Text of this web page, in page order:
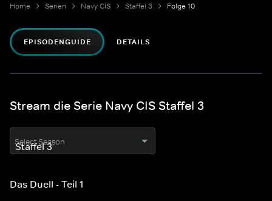
Home Serien Navy CIS Staffel 3 Folge 10
EPISODENGUIDE DETAILS
Stream die Serie Navy CIS Staffel 3
Select Season
Das Duell - Teil 1